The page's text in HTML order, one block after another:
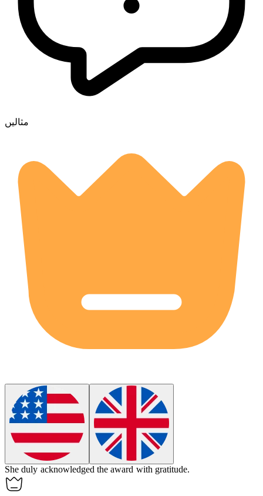
مثالیں
Sheduly acknowledged the award with gratitude.